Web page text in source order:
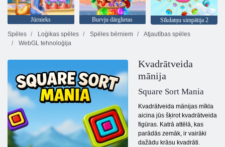
Jūrnieks Burvju dārglietas
Sīkdatņu simpātija 2
Spēles
Loģikas spēles Spēles bērniem
Atjautības spēles
WebGL tehnoloģija
Kvadrātveida
mānija
Square Sort Mania
Kvadrātveida mānijas mīkla
aicina jūs šķirot kvadrātveida
figūras. Katrā attēlā, kas
parādās zemāk, ir vairāki
dažādu krāsu kvadrāti.